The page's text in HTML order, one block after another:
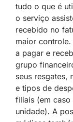
tudo o que é
o serviço
recebido no
maior
a pagar e
grupo
seus resgates,
e tipos de
filiais (em caso
unidade). A